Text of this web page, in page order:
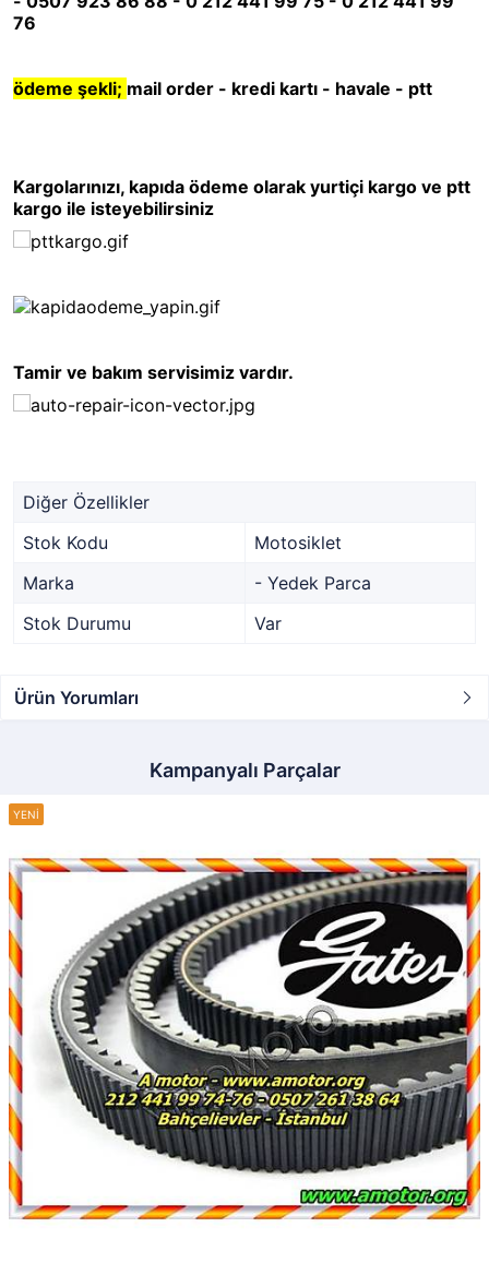
76
ödeme şekli; mail order - kredi kartı - havale - ptt
Kargolarınızı, kapıda ödeme olarak yurtiçi kargo ve ptt
kargo ile isteyebilirsiniz
Tamir ve bakım servisimiz vardır.
Diğer Özellikler
Stok Kodu
Motosiklet
Marka
- Yedek Parca
Stok Durumu
Var
Ürün Yorumları
Kampanyalı Parçalar